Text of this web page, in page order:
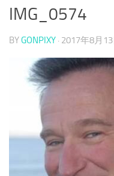
IMG_0574
BYGONPIXY · 2017年8月13